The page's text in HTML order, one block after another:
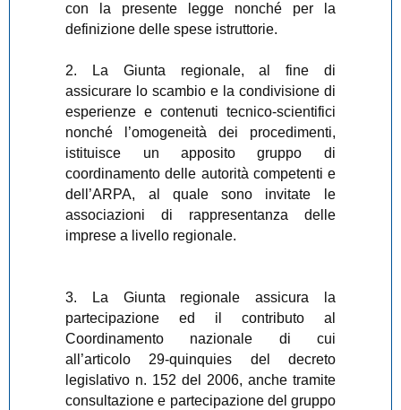
con la presente legge nonché per la
definizione delle spese istruttorie.
2. La Giunta regionale, al fine di
assicurare lo scambio e la condivisione di
esperienze e contenuti tecnico-scientifici
nonché l’omogeneità dei procedimenti,
istituisce un apposito gruppo di
coordinamento delle autorità competenti e
dell’ARPA, al quale sono invitate le
associazioni di rappresentanza delle
imprese a livello regionale.
3. La Giunta regionale assicura la
partecipazione ed il contributo al
Coordinamento nazionale di cui
all’articolo 29-quinquies del decreto
legislativo n. 152 del 2006, anche tramite
consultazione e partecipazione del gruppo